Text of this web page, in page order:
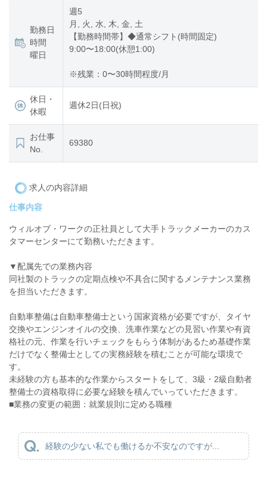
勤務日
時間
曜日
週5
月, 火, 水, 木, 金, 土
【勤務時間帯】◆通常シフト(時間固定)
9:00〜18:00(休憩1:00)
※残業：0〜30時間程度/月
休日・
休暇
週休2日(日祝)
お仕事
No.
69380
求人の内容詳細
仕事内容
ウィルオブ・ワークの正社員として大手トラックメーカーのカス
タマーセンターにて勤務いただきます。
▼配属先での業務内容
同社製のトラックの定期点検や不具合に関するメンテナンス業務
を担当いただきます。
自動車整備は自動車整備士という国家資格が必要ですが、タイヤ
交換やエンジンオイルの交換、洗車作業などの見習い作業や有資
格社の元、作業を行いチェックをもらう体制があるため基礎作業
だけでなく整備士としての実務経験を積むことが可能な環境で
す。
未経験の方も基本的な作業からスタートをして、3級・2級自動者
整備士の資格取得に必要な経験を積んでいっていただきます。
■業務の変更の範囲：就業規則に定める職種
経験の少ない私でも働けるか不安なのですが...